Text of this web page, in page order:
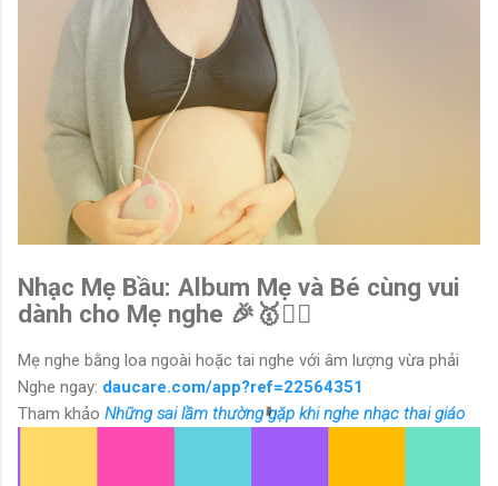
Nhạc Mẹ Bầu: Album Mẹ và Bé cùng vui
dành cho Mẹ nghe 🎉🥇🙆‍♂️
Mẹ nghe bằng loa ngoài hoặc tai nghe với âm lượng vừa phải
Nghe ngay: daucare.com/app?ref=22564351
Tham khảo Những sai lầm thường gặp khi nghe nhạc thai giáo